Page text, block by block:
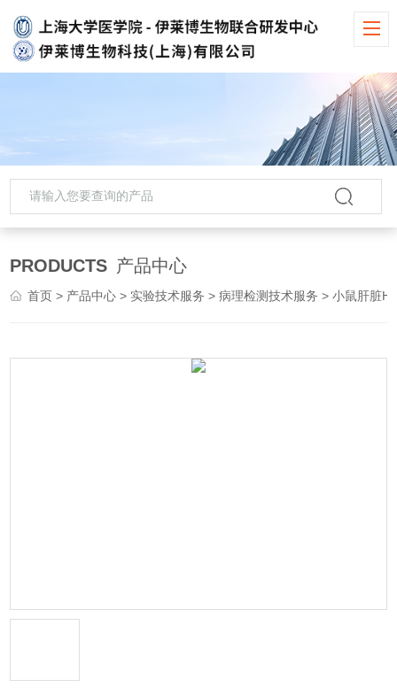
PRODUCTS 产品中心
首页 > 产品中心 > 实验技术服务 >病理检测技术服务 > 小鼠肝脏HE染色